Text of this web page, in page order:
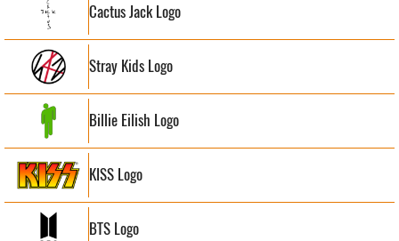
Cactus Jack Logo
Stray Kids Logo
Billie Eilish Logo
KISS Logo
BTS Logo